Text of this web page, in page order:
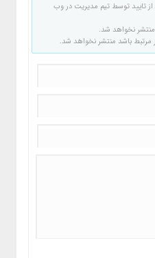
تایید توسط تیم مدیریت در وب
منتشر نخواهد شد.
مرتبط باشد منتشر نخواهد شد.